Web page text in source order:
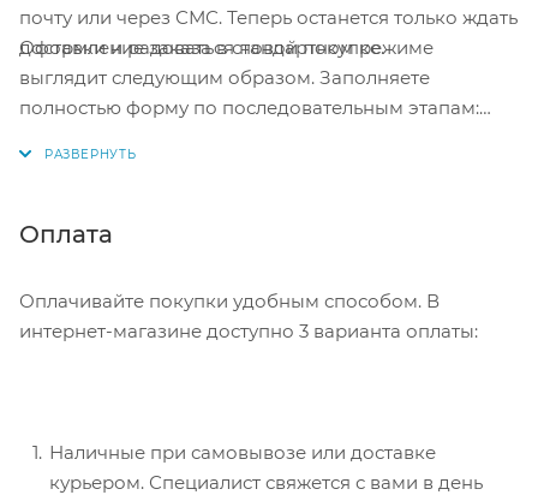
почту или через СМС. Теперь останется только ждать
доставки и радоваться новой покупке.
Оформление заказа в стандартном режиме
выглядит следующим образом. Заполняете
полностью форму по последовательным этапам:
Нажмите кнопку «Оформить заказ».
Оплата
Оплачивайте покупки удобным способом. В
интернет-магазине доступно 3 варианта оплаты:
Наличные при самовывозе или доставке
курьером. Специалист свяжется с вами в день